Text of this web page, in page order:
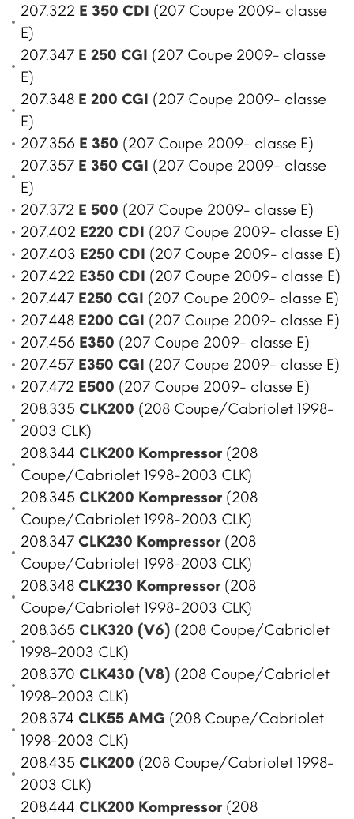
207.322 E 350 CDI (207 Coupe 2009- classe
E)
207.347 E 250 CGI (207 Coupe 2009- classe
E)
207.348 E 200 CGI (207 Coupe 2009- classe
E)
207.356 E 350 (207 Coupe 2009- classe E)
207.357 E 350 CGI (207 Coupe 2009- classe
E)
207.372 E 500 (207 Coupe 2009- classe E)
207.402 E220 CDI (207 Coupe 2009- classe E)
207.403 E250 CDI (207 Coupe 2009- classe E)
207.422 E350 CDI (207 Coupe 2009- classe E)
207.447 E250 CGI (207 Coupe 2009- classe E)
207.448 E200 CGI (207 Coupe 2009- classe E)
207.456 E350 (207 Coupe 2009- classe E)
207.457 E350 CGI (207 Coupe 2009- classe E)
207.472 E500 (207 Coupe 2009- classe E)
208.335 CLK200 (208 Coupe/Cabriolet 1998-
2003 CLK)
208.344 CLK200 Kompressor (208
Coupe/Cabriolet 1998-2003 CLK)
208.345 CLK200 Kompressor (208
Coupe/Cabriolet 1998-2003 CLK)
208.347 CLK230 Kompressor (208
Coupe/Cabriolet 1998-2003 CLK)
208.348 CLK230 Kompressor (208
Coupe/Cabriolet 1998-2003 CLK)
208.365 CLK320 (V6) (208 Coupe/Cabriolet
1998-2003 CLK)
208.370 CLK430 (V8) (208 Coupe/Cabriolet
1998-2003 CLK)
208.374 CLK55 AMG (208 Coupe/Cabriolet
1998-2003 CLK)
208.435 CLK200 (208 Coupe/Cabriolet 1998-
2003 CLK)
208.444 CLK200 Kompressor (208